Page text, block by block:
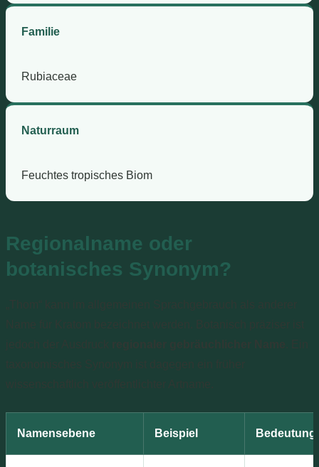
Familie
Rubiaceae
Naturraum
Feuchtes tropisches Biom
Regionalname oder
botanisches Synonym?
Namensebene Beispiel Bedeutung